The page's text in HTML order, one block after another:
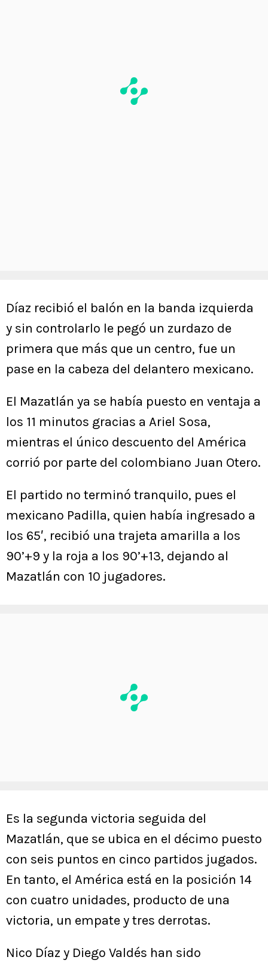
Díaz recibió el balón en la banda izquierda
y sin controlarlo le pegó un zurdazo de
primera que más que un centro, fue un
pase en la cabeza del delantero mexicano.
El Mazatlán ya se había puesto en ventaja a
los 11 minutos gracias a Ariel Sosa,
mientras el único descuento del América
corrió por parte del colombiano Juan Otero.
El partido no terminó tranquilo, pues el
mexicano Padilla, quien había ingresado a
los 65′, recibió una trajeta amarilla a los
90’+9 y la roja a los 90’+13, dejando al
Mazatlán con 10 jugadores.
Es la segunda victoria seguida del
Mazatlán, que se ubica en el décimo puesto
con seis puntos en cinco partidos jugados.
En tanto, el América está en la posición 14
con cuatro unidades, producto de una
victoria, un empate y tres derrotas.
Nico Díaz y Diego Valdés han sido